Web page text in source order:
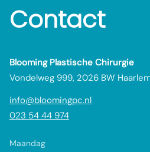
Contact
Blooming Plastische Chirurgie
Vondelweg 999, 2026 BW
info@bloomingpc.nl
023 54 44 974
Maandag